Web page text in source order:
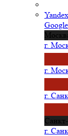
г.
г.
г.
г.